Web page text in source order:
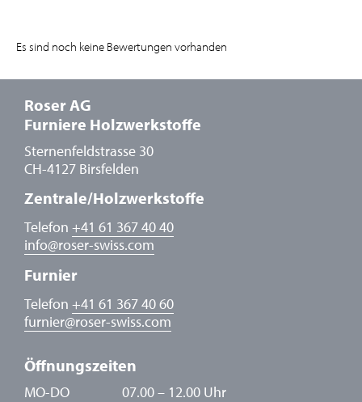
Es sind noch keine Bewertungen vorhanden
Roser AG
Furniere Holzwerkstoffe
Sternenfeldstrasse 30
CH-4127 Birsfelden
Zentrale/Holzwerkstoffe
Telefon +41 61 367 40 40
info@roser-swiss.com
Furnier
Telefon +41 61 367 40 60
furnier@roser-swiss.com
Öffnungszeiten
MO-DO
07.00 – 12.00 Uhr